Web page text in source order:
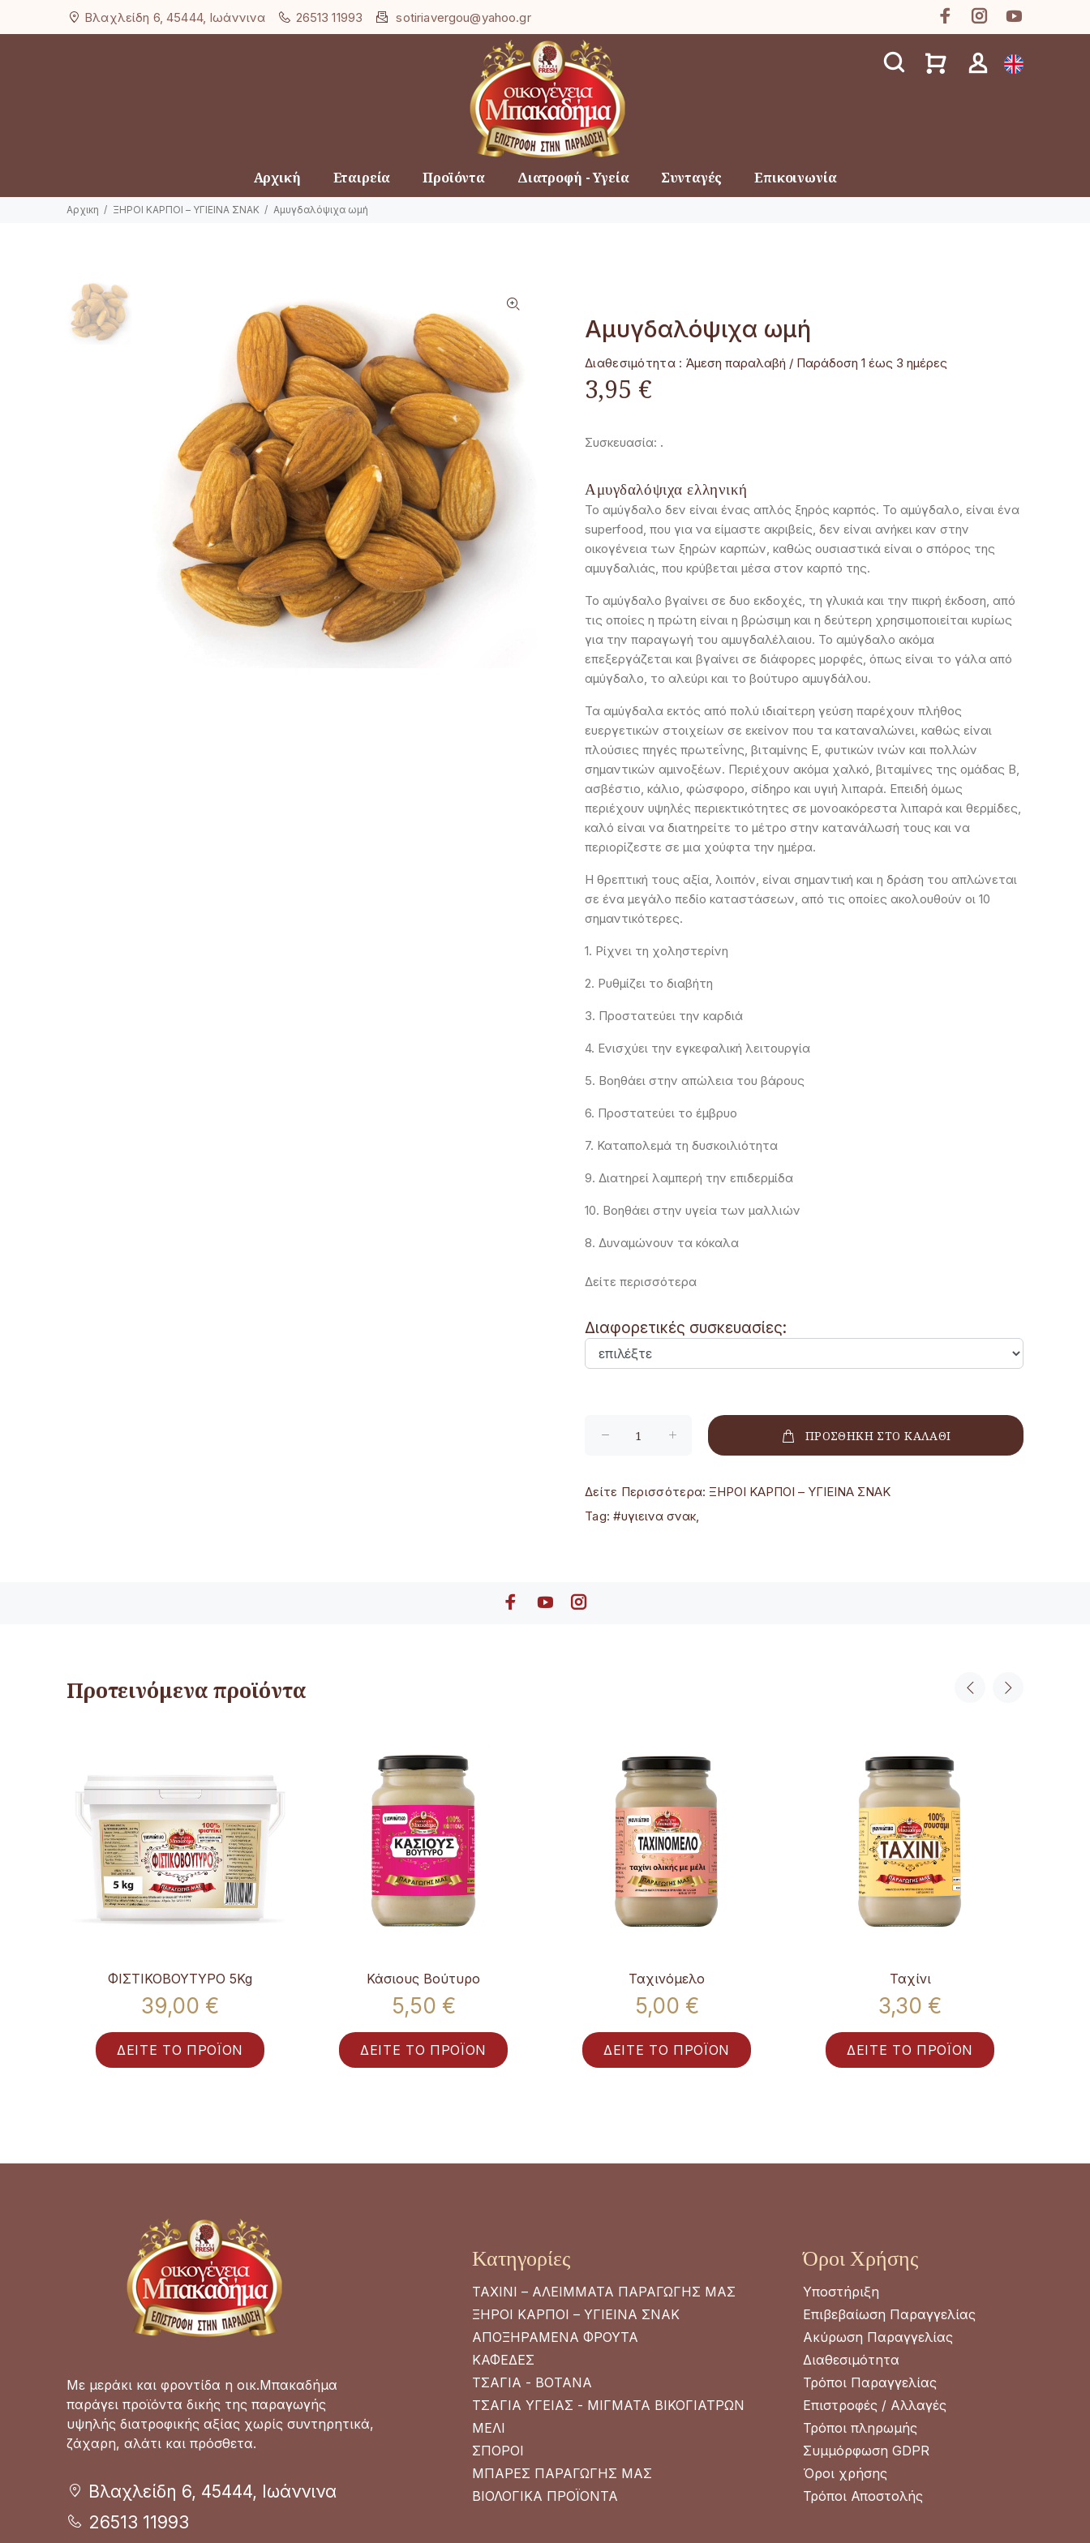
Βλαχλείδη 6, 45444, Ιωάννινα 26513 11993 sotiriavergou@yahoo.gr
Αρχική Εταιρεία Προϊόντα Διατροφή - Υγεία Συνταγές Επικοινωνία
Αρχικη ΞΗΡΟΙ ΚΑΡΠΟΙ – ΥΓΙΕΙΝΑ ΣΝΑΚ Αμυγδαλόψιχα ωμή
Αμυγδαλόψιχα ωμή
Διαθεσιμότητα : Άμεση παραλαβή / Παράδoση 1 έως 3 ημέρες
3,95 €
Συσκευασία: .
Αμυγδαλόψιχα ελληνική
Το αμύγδαλο δεν είναι ένας απλός ξηρός καρπός. Το αμύγδαλο, είναι ένα
superfood, που για να είμαστε ακριβείς, δεν είναι ανήκει καν στην
οικογένεια των ξηρών καρπών, καθώς ουσιαστικά είναι ο σπόρος της
αμυγδαλιάς, που κρύβεται μέσα στον καρπό της.
Το αμύγδαλο βγαίνει σε δυο εκδοχές, τη γλυκιά και την πικρή έκδοση, από
τις οποίες η πρώτη είναι η βρώσιμη και η δεύτερη χρησιμοποιείται κυρίως
για την παραγωγή του αμυγδαλέλαιου. Το αμύγδαλο ακόμα
επεξεργάζεται και βγαίνει σε διάφορες μορφές, όπως είναι το γάλα από
αμύγδαλο, το αλεύρι και το βούτυρο αμυγδάλου.
Τα αμύγδαλα εκτός από πολύ ιδιαίτερη γεύση παρέχουν πλήθος
ευεργετικών στοιχείων σε εκείνον που τα καταναλώνει, καθώς είναι
πλούσιες πηγές πρωτεΐνης, βιταμίνης Ε, φυτικών ινών και πολλών
σημαντικών αμινοξέων. Περιέχουν ακόμα χαλκό, βιταμίνες της ομάδας Β,
ασβέστιο, κάλιο, φώσφορο, σίδηρο και υγιή λιπαρά. Επειδή όμως
περιέχουν υψηλές περιεκτικότητες σε μονοακόρεστα λιπαρά και θερμίδες,
καλό είναι να διατηρείτε το μέτρο στην κατανάλωσή τους και να
περιορίζεστε σε μια χούφτα την ημέρα.
Η θρεπτική τους αξία, λοιπόν, είναι σημαντική και η δράση του απλώνεται
σε ένα μεγάλο πεδίο καταστάσεων, από τις οποίες ακολουθούν οι 10
σημαντικότερες.
1. Ρίχνει τη χοληστερίνη
2. Ρυθμίζει το διαβήτη
3. Προστατεύει την καρδιά
4. Ενισχύει την εγκεφαλική λειτουργία
5. Βοηθάει στην απώλεια του βάρους
6. Προστατεύει το έμβρυο
7. Καταπολεμά τη δυσκοιλιότητα
9. Διατηρεί λαμπερή την επιδερμίδα
10. Βοηθάει στην υγεία των μαλλιών
8. Δυναμώνουν τα κόκαλα
Δείτε περισσότερα
Διαφορετικές συσκευασίες:
ΠΡΟΣΘΗΚΗ ΣΤΟ ΚΑΛΑΘΙ
Δείτε Περισσότερα: ΞΗΡΟΙ ΚΑΡΠΟΙ – ΥΓΙΕΙΝΑ ΣΝΑΚ
Tag: #υγιεινα σνακ,
Προτεινόμενα προϊόντα
ΦΙΣΤΙΚΟΒΟΥΤΥΡΟ 5Kg
39,00 €
ΔΕΙΤΕ ΤΟ ΠΡΟΪΟΝ
Κάσιους Βούτυρο
5,50 €
ΔΕΙΤΕ ΤΟ ΠΡΟΪΟΝ
Ταχινόμελο
5,00 €
ΔΕΙΤΕ ΤΟ ΠΡΟΪΟΝ
Ταχίνι
3,30 €
ΔΕΙΤΕ ΤΟ ΠΡΟΪΟΝ
Με μεράκι και φροντίδα η οικ.Μπακαδήμα
παράγει προϊόντα δικής της παραγωγής
υψηλής διατροφικής αξίας χωρίς συντηρητικά,
ζάχαρη, αλάτι και πρόσθετα.
Βλαχλείδη 6, 45444, Ιωάννινα
26513 11993
Κατηγορίες
ΤΑΧΙΝΙ – ΑΛΕΙΜΜΑΤΑ ΠΑΡΑΓΩΓΗΣ ΜΑΣ
ΞΗΡΟΙ ΚΑΡΠΟΙ – ΥΓΙΕΙΝΑ ΣΝΑΚ
ΑΠΟΞΗΡΑΜΕΝΑ ΦΡΟΥΤΑ
ΚΑΦΕΔΕΣ
ΤΣΑΓΙΑ - ΒΟΤΑΝΑ
ΤΣΑΓΙΑ ΥΓΕΙΑΣ - ΜΙΓΜΑΤΑ ΒΙΚΟΓΙΑΤΡΩΝ
ΜΕΛΙ
ΣΠΟΡΟΙ
ΜΠΑΡΕΣ ΠΑΡΑΓΩΓΗΣ ΜΑΣ
ΒΙΟΛΟΓΙΚΑ ΠΡΟΪΟΝΤΑ
Όροι Χρήσης
Υποστήριξη
Επιβεβαίωση Παραγγελίας
Ακύρωση Παραγγελίας
Διαθεσιμότητα
Τρόποι Παραγγελίας
Επιστροφές / Αλλαγές
Τρόποι πληρωμής
Συμμόρφωση GDPR
Όροι χρήσης
Τρόποι Αποστολής